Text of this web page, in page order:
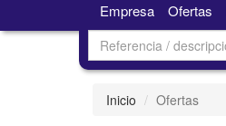
Empresa Ofertas
Inicio Ofertas